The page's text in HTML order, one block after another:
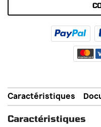
Caractéristiques
Caractéristiques